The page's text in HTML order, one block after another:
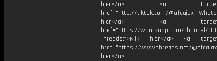
hier</a> <a
href="http://tiktok.com/@afcajax
hier</a> <a
href="https://whatsapp.com/channel/
Threads:">Klik hier</a> <a
href="https://www.threads.net/
hier</a>